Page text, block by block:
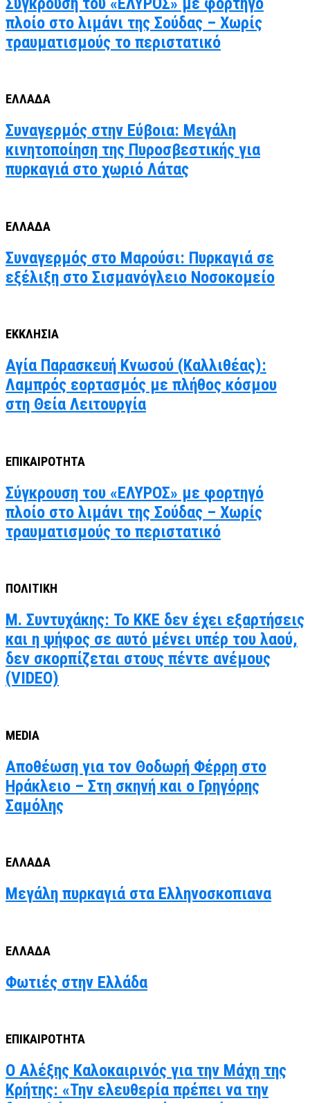
πλοίο στο λιμάνι της Σούδας – Χωρίς
τραυματισμούς το περιστατικό
ΕΛΛΑΔΑ
Συναγερμός στην Εύβοια: Μεγάλη
κινητοποίηση της Πυροσβεστικής για
πυρκαγιά στο χωριό Λάτας
ΕΛΛΑΔΑ
Συναγερμός στο Μαρούσι: Πυρκαγιά σε
εξέλιξη στο Σισμανόγλειο Νοσοκομείο
ΕΚΚΛΗΣΙΑ
Αγία Παρασκευή Κνωσού (Καλλιθέας):
Λαμπρός εορτασμός με πλήθος κόσμου
στη Θεία Λειτουργία
ΕΠΙΚΑΙΡΟΤΗΤΑ
Σύγκρουση του «ΕΛΥΡΟΣ» με φορτηγό
πλοίο στο λιμάνι της Σούδας – Χωρίς
τραυματισμούς το περιστατικό
ΠΟΛΙΤΙΚΗ
Μ. Συντυχάκης: Το ΚΚΕ δεν έχει εξαρτήσεις
και η ψήφος σε αυτό μένει υπέρ του λαού,
δεν σκορπίζεται στους πέντε ανέμους
(VIDEO)
MEDIA
Αποθέωση για τον Θοδωρή Φέρρη στο
Ηράκλειο – Στη σκηνή και ο Γρηγόρης
Σαμόλης
ΕΛΛΑΔΑ
Μεγάλη πυρκαγιά στα Ελληνοσκοπιανα
ΕΛΛΑΔΑ
Φωτιές στην Ελλάδα
ΕΠΙΚΑΙΡΟΤΗΤΑ
Ο Αλέξης Καλοκαιρινός για την Μάχη της
Κρήτης: «Την ελευθερία πρέπει να την